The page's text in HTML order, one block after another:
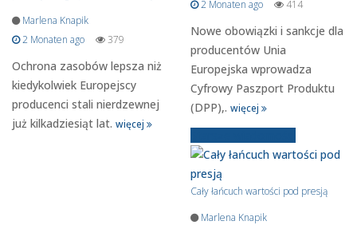
Marlena Knapik
2 Monaten ago
379
Ochrona zasobów lepsza niż
kiedykolwiek Europejscy
producenci stali nierdzewnej
już kilkadziesiąt lat. więcej
2 Monaten ago
414
Nowe obowiązki i sankcje dla
producentów Unia
Europejska wprowadza
Cyfrowy Paszport Produktu
(DPP),. więcej
Cały łańcuch wartości pod presją
Marlena Knapik